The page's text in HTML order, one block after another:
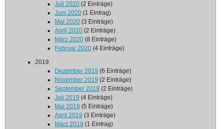
Juli 2020 (2 Einträge)
Juni 2020 (1 Eintrag)
Mai 2020 (3 Einträge)
April 2020 (2 Einträge)
März 2020 (8 Einträge)
Februar 2020 (4 Einträge)
2019
Dezember 2019 (6 Einträge)
November 2019 (2 Einträge)
September 2019 (2 Einträge)
Juli 2019 (4 Einträge)
Mai 2019 (5 Einträge)
April 2019 (3 Einträge)
März 2019 (1 Eintrag)